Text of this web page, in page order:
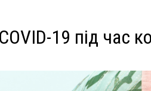
19 під час